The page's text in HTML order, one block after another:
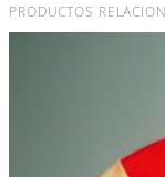
PRODUCTOS